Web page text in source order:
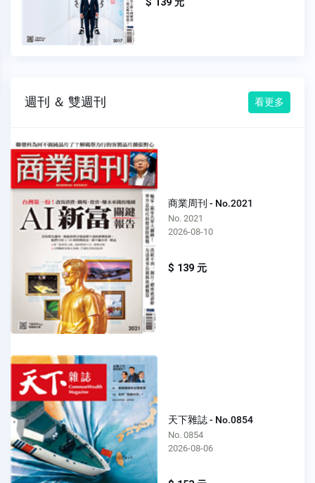
週刊 ＆ 雙週刊 看更多
商業周刊 - No.2021
No. 2021
2026-08-10
$ 139 元
天下雜誌 - No.0854
No. 0854
2026-08-06